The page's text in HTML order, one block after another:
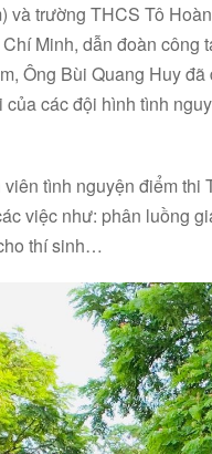
và trường THCS Tô
Minh, dẫn đoàn
Ông Bùi Quang Huy
các đội hình tình
tình nguyện điểm
việc như: phân luồng
thí sinh…